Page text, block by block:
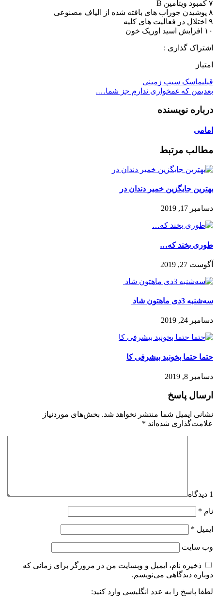
۷ کمبود ویتامین B
۸ پوشیدن جوراب های بافته شده از الیاف مصنوعی
۹ اختلال در فعالیت های کلیه
۱۰ افزایش اسید اوریک خون
اشتراک گذاری :
امتیاز
قبلیماسک سیب زمینی
بعدیمن که غمخواری ندارم جز شما….
درباره نویسنده
امامی
مطالب مرتبط
بهترین جایگزین خمیر دندان در
دسامبر 17, 2019
طوری بخند که…
آگوست 27, 2019
سه‌شنبه 3دی ماهتون شاد ️
دسامبر 24, 2019
حتما حتما بخونید بیشرفی کا
دسامبر 8, 2019
ارسال پاسخ
نشانی ایمیل شما منتشر نخواهد شد. بخش‌های موردنیاز
علامت‌گذاری شده‌اند *
1 دیدگاه
نام *
ایمیل *
وب‌ سایت
ذخیره نام، ایمیل و وبسایت من در مرورگر برای زمانی که
دوباره دیدگاهی می‌نویسم.
لطفا پاسخ را به عدد انگلیسی وارد کنید: